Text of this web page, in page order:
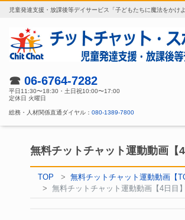
児童発達支援・放課後等デイサービス「子どもたちに魔法をかけよ
☎ 06-6764-7282
平日11:30〜18:30・土日祝10:00〜17:00
定休日 火曜日
総務・人材関係直通ダイヤル： 080-1389-7800
無料チットチャット運動動画【4
TOP
無料チットチャット運動動画【
無料チットチャット運動動画【4日目】